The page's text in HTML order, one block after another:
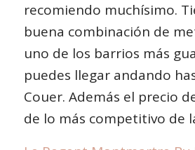
recomiendo muchísimo.
buena combinación de
uno de los barrios más
puedes llegar andando
Couer. Además el precio
de lo más competitivo de